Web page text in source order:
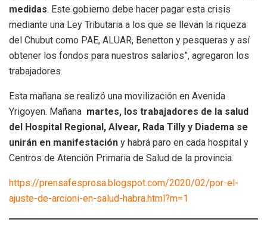
medidas. Este gobierno debe hacer pagar esta crisis
mediante una Ley Tributaria a los que se llevan la riqueza
del Chubut como PAE, ALUAR, Benetton y pesqueras y así
obtener los fondos para nuestros salarios”, agregaron los
trabajadores.
Esta mañana se realizó una movilización en Avenida
Yrigoyen. Mañana martes, los trabajadores de la salud
del Hospital Regional, Alvear, Rada Tilly y Diadema se
unirán en manifestación y habrá paro en cada hospital y
Centros de Atención Primaria de Salud de la provincia.
https://prensafesprosa.blogspot.com/2020/02/por-el-
ajuste-de-arcioni-en-salud-habra.html?m=1